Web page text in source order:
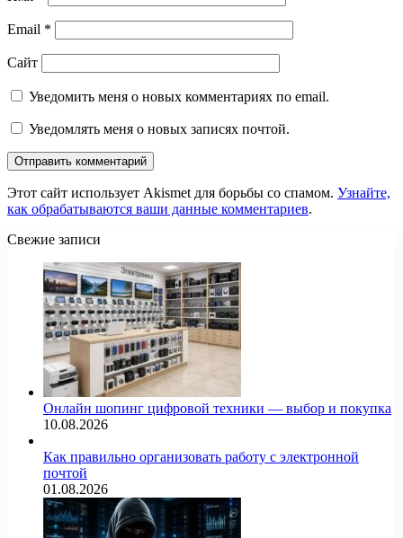
Email *
Сайт
Уведомить меня о новых комментариях по email.
Уведомлять меня о новых записях почтой.
Этот сайт использует Akismet для борьбы со спамом. Узнайте,
как обрабатываются ваши данные комментариев.
Свежие записи
Онлайн шопинг цифровой техники — выбор и покупка
10.08.2026
Как правильно организовать работу с электронной
почтой
01.08.2026